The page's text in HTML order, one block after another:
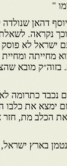
"
דהאן
נקראה. לשאלת
לא פוסק
מחייתה
מובא
נכבד כתרומה
ימצא את כלבו
הכלב מת,